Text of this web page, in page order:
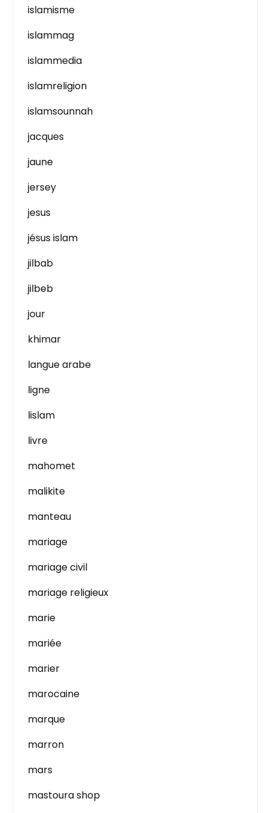
islamisme
islammag
islammedia
islamreligion
islamsounnah
jacques
jaune
jersey
jesus
jésus islam
jilbab
jilbeb
jour
khimar
langue arabe
ligne
lislam
livre
mahomet
malikite
manteau
mariage
mariage civil
mariage religieux
marie
mariée
marier
marocaine
marque
marron
mars
mastoura shop